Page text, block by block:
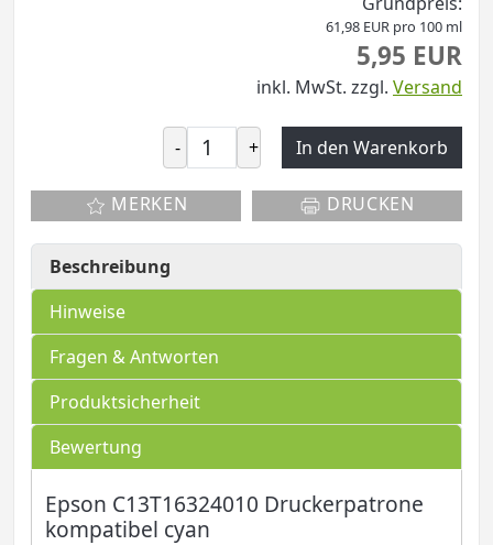
61,98 EUR pro 100 ml
5,95 EUR
inkl. MwSt. zzgl. Versand
- + In den Warenkorb
MERKEN DRUCKEN
Beschreibung
Hinweise
Fragen & Antworten
Produktsicherheit
Bewertung
Epson C13T16324010 Druckerpatrone
kompatibel cyan